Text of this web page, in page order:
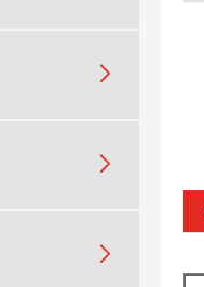


